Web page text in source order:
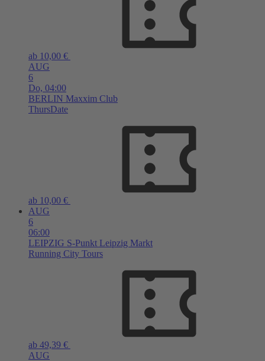
ab 10,00 €
AUG
6
Do, 04:00
BERLIN Maxxim Club
ThursDate
ab 10,00 €
AUG
6
06:00
LEIPZIG S-Punkt Leipzig Markt
Running City Tours
ab 49,39 €
AUG